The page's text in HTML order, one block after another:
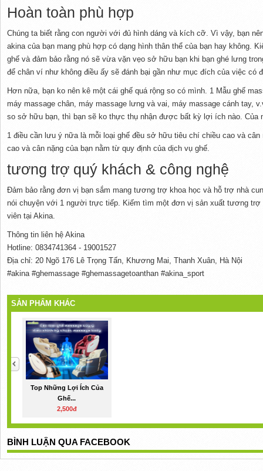
Hoàn toàn phù hợp
Chúng ta biết rằng con người với đủ hình dáng và kích cỡ. Vì vậy, bạn
akina của bạn mang phù hợp có dạng hình thân thể của bạn hay không.
ghế và đảm bảo rằng nó sẽ vừa vặn vẹo sở hữu bạn khi bạn ghé lưng
để chân ví như không điều ấy sẽ đánh bại gần như mục đích của việc có
Hơn nữa, bạn ko nên kê một cái ghế quá rộng so có mình. 1 Mẫu ghế
máy massage chân, máy massage lưng và vai, máy massage cánh tay,
so sở hữu bạn, thì bạn sẽ ko thực thụ nhận được bất kỳ lợi ích nào. Của
1 điều cần lưu ý nữa là mỗi loại ghế đều sở hữu tiêu chí chiều cao và cân
cao và cân nặng của bạn nằm từ quy định của dịch vụ ghế.
tương trợ quý khách & công nghệ
Đảm bảo rằng đơn vị bạn sắm mang tương trợ khoa học và hỗ trợ nhà
nói chuyện với 1 người trực tiếp. Kiếm tìm một đơn vị sản xuất tương
viên tại Akina.
Thông tin liên hệ Akina
Hotline: 0834741364 - 19001527
Địa chỉ: 20 Ngõ 176 Lê Trọng Tấn, Khương Mai, Thanh Xuân, Hà Nội
#akina #ghemassage #ghemassagetoanthan #akina_sport
SẢN PHẨM KHÁC
Top Những Lợi Ích Của
Ghế...
2,500đ
BÌNH LUẬN QUA FACEBOOK